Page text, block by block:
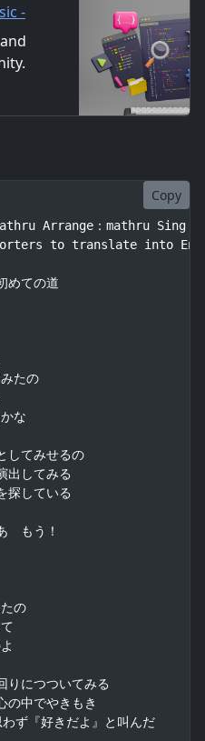
-
Copy
Arrange：mathru Sing：
to translate into
めての道
たの
な
してみせるの
出してみる
探している
ゝもう！
の
りにつついてみる
の中でやきもき
ず『好きだよ』と叫んだ